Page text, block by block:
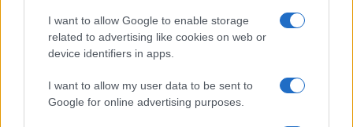
I want to allow Google to enable storage
related to advertising like cookies on web or
device identifiers in apps.
I want to allow my user data to be sent to
Google for online advertising purposes.